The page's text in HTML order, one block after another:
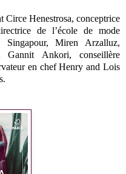
Circe Henestrosa, conceptrice
de l’école de mode
Miren Arzalluz,
Ankori, conseillère
en chef Henry and Lois